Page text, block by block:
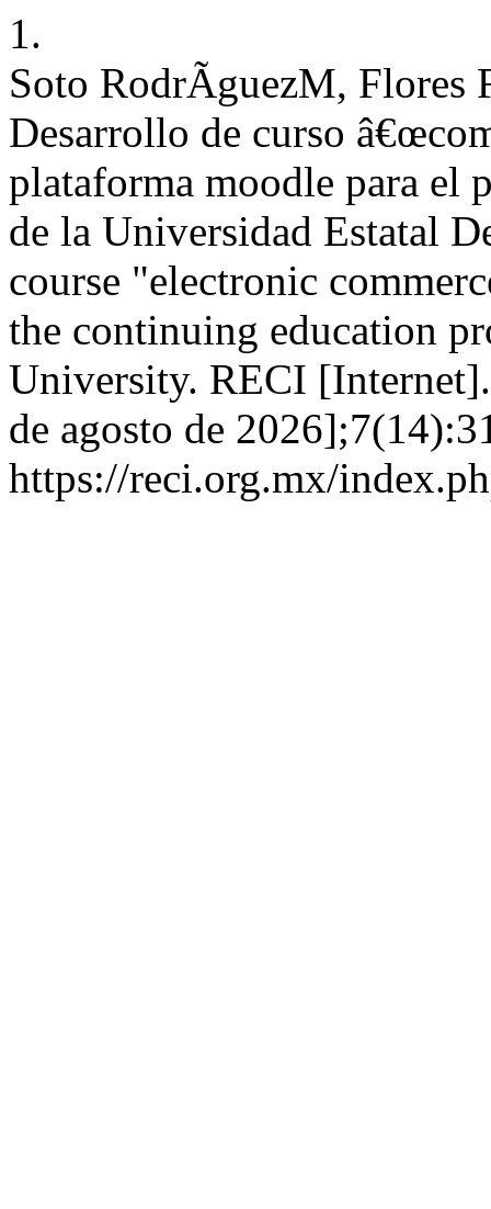
1.
Soto RodrÃ­guezM, Flores
Desarrollo de curso
plataforma moodle para el
de la Universidad Estatal
course "electronic
the continuing education
University. RECI
de agosto de
https://reci.org.mx/